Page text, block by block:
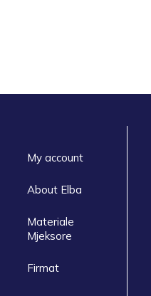
My account
About Elba
Materiale
Mjeksore
Firmat